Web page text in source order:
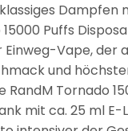
Dampfen
Puffs
Vape, der
und
RandM Tornado
mit ca. 25 ml E-